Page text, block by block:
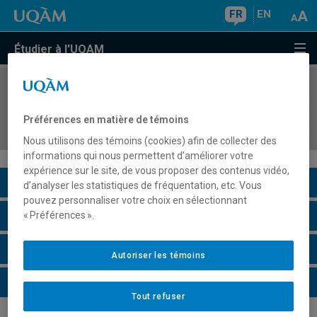
FR EN
Étudier à l'UQAM
COURS//
l'éducation
Description du cours
Horaire - Été 2026
Horaire - Automne 2026
Horaire - Hiver 2027
Préférences en matière de témoins
Nous utilisons des témoins (cookies) afin de collecter des
informations qui nous permettent d’améliorer votre
expérience sur le site, de vous proposer des contenus vidéo,
d’analyser les statistiques de fréquentation, etc. Vous
pouvez personnaliser votre choix en sélectionnant
« Préférences ».
Tout refuser
Autoriser les témoins